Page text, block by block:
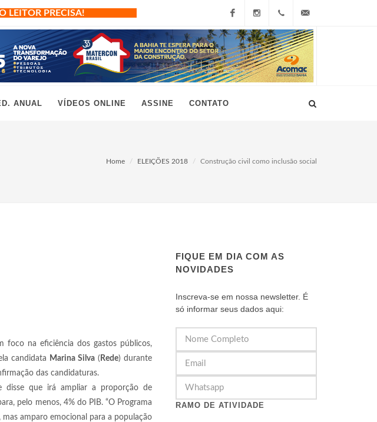
LEITOR PRECISA!
FacebookInstagram
+55
(11)
grau10@grau10.com.br
ANUAL VÍDEOS ONLINE ASSINE CONTATO
Home ELEIÇÕES 2018 Construção civil como inclusão social
foco na eficiência dos gastos públicos,
candidata Marina Silva ( Rede) durante
das candidaturas.
disse que irá ampliar a proporção de
pelo menos, 4% do PIB. “O Programa
amparo emocional para a população
FIQUE EM DIA COM AS
NOVIDADES
Inscreva-se em nossa newsletter. É
só informar seus dados aqui:
RAMO DE ATIVIDADE